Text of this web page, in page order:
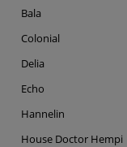
Bala
Colonial
Delia
Echo
Hannelin
House Doctor Hempi